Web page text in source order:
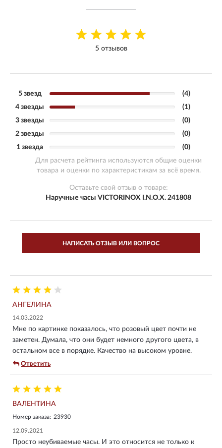
5 отзывов
5 звезд
(4)
4 звезды
(1)
3 звезды
(0)
2 звезды
(0)
1 звезда
(0)
Для расчета рейтинга используются общие оценки
товара и оценки по характеристикам за всё время.
Оставьте свой отзыв о товаре:
Наручные часы VICTORINOX I.N.O.X. 241808
НАПИСАТЬ ОТЗЫВ ИЛИ ВОПРОС
АНГЕЛИНА
14.03.2022
Мне по картинке показалось, что розовый цвет почти не
заметен. Думала, что они будет немного другого цвета, в
остальном все в порядке. Качество на высоком уровне.
Ответить
ВАЛЕНТИНА
Номер заказа: 23930
12.09.2021
Просто неубиваемые часы. И это относится не только к